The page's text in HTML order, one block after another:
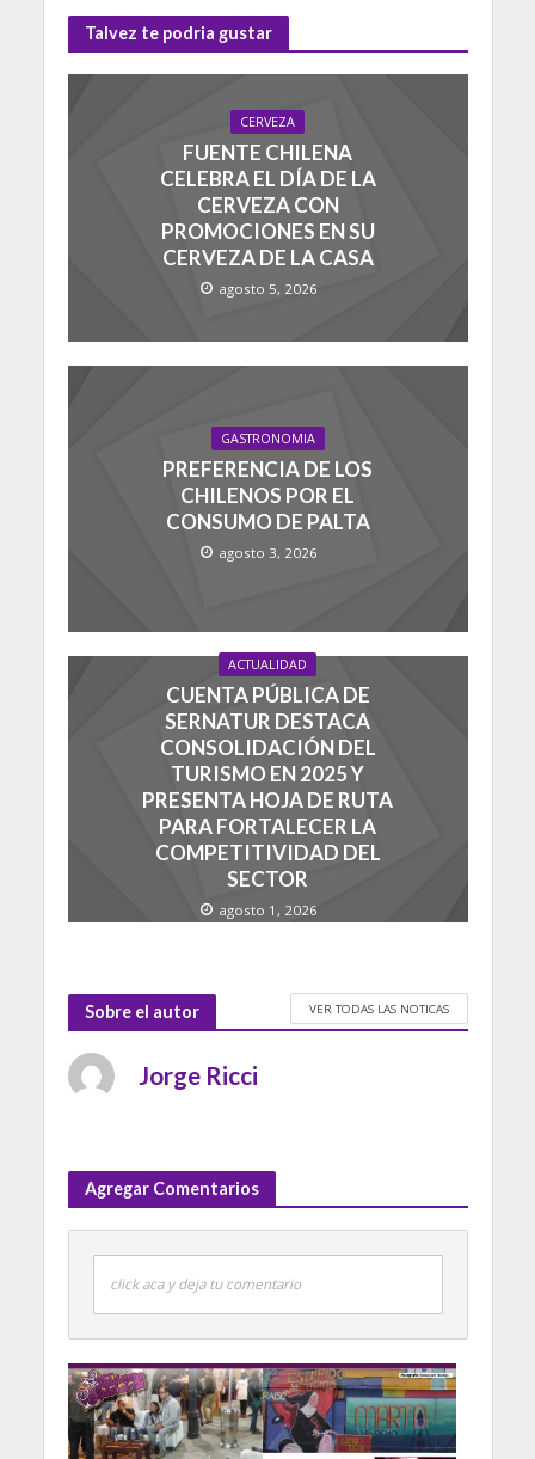
Talvez te podria gustar
CERVEZA
FUENTE CHILENA
CELEBRA EL DÍA DE LA
CERVEZA CON
PROMOCIONES EN SU
CERVEZA DE LA CASA
agosto 5, 2026
GASTRONOMIA
PREFERENCIA DE LOS
CHILENOS POR EL
CONSUMO DE PALTA
agosto 3, 2026
ACTUALIDAD
CUENTA PÚBLICA DE
SERNATUR DESTACA
CONSOLIDACIÓN DEL
TURISMO EN 2025 Y
PRESENTA HOJA DE RUTA
PARA FORTALECER LA
COMPETITIVIDAD DEL
SECTOR
agosto 1, 2026
Sobre el autor VER TODAS LAS NOTICAS
Jorge Ricci
Agregar Comentarios
click aca y deja tu comentario